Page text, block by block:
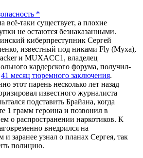
*
всё-таки существует, а плохие
не остаются безнаказанными.
киберпреступник Сергей
известный под никами Fly (Муха),
и MUXACC1, владелец
кардерского форума, получил-
41 месяц тюремного заключения.
этот парень несколько лет назад
известного журналиста
подставить Брайана, когда
1 грамм героина и позвонил в
о распространении наркотиков. К
внедрился на
заранее узнал о планах Сергея, так
полицию.